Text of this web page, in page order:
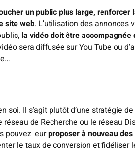
un public plus large, renforcer
site web. L’utilisation des annonces
la vidéo doit être accompagnée
sera diffusée sur You Tube ou
soi. Il s’agit plutôt d’une stratégie de
de Recherche ou le réseau
pouvez leurproposer à nouveau
le taux de conversion et